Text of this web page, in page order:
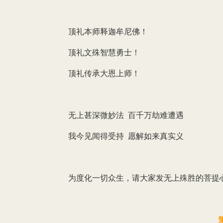
顶礼本师释迦牟尼佛！
顶礼文殊智慧勇士！
顶礼传承大恩上师！
无上甚深微妙法 百千万劫难遭遇
我今见闻得受持 愿解如来真实义
为度化一切众生，请大家发无上殊胜的菩提